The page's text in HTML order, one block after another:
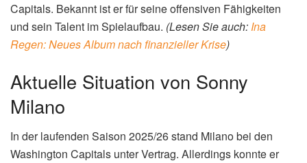
Capitals. Bekannt ist er für seine offensiven Fähigkeiten
und sein Talent im Spielaufbau. (Lesen Sie auch: Ina
Regen: Neues Album nach finanzieller Krise)
Aktuelle Situation von Sonny
Milano
In der laufenden Saison 2025/26 stand Milano bei den
Washington Capitals unter Vertrag. Allerdings konnte er